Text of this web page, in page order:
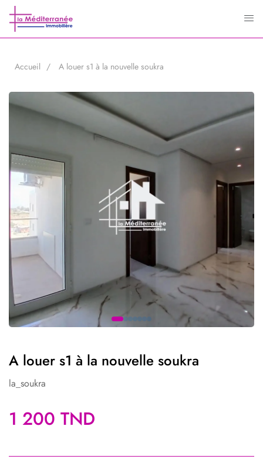
Accueil A louer s1 à la nouvelle soukra
A louer s1 à la nouvelle soukra
la_soukra
1 200 TND